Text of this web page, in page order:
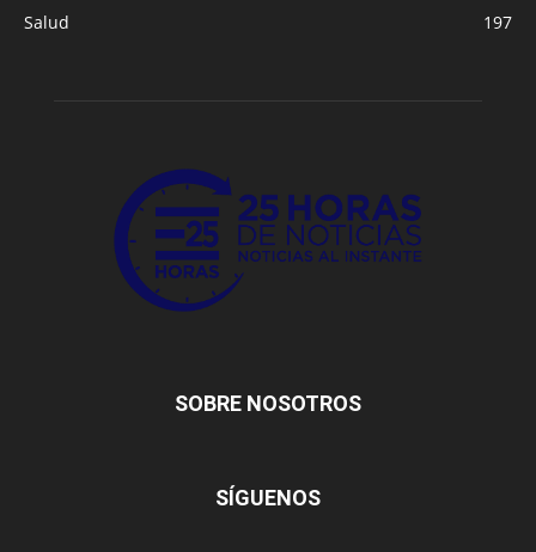
Salud
197
SOBRE NOSOTROS
SÍGUENOS